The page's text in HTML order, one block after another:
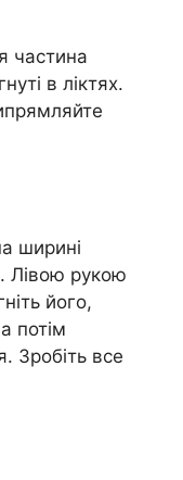
частина
в ліктях.
ширині
Лівою рукою
його,
потім
Зробіть все